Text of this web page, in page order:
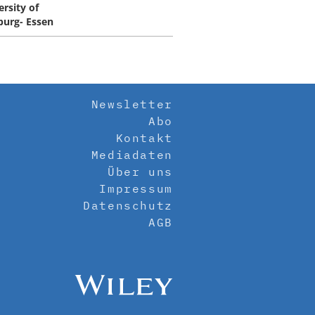
of
Essen
Newsletter
Abo
Kontakt
Mediadaten
Über uns
Impressum
Datenschutz
AGB